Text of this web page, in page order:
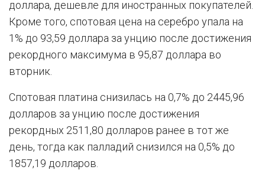
доллара, дешевле для иностранных покупателей.
Кроме того, спотовая цена на серебро упала на
1% до 93,59 доллара за унцию после достижения
рекордного максимума в 95,87 доллара во
вторник.
Спотовая платина снизилась на 0,7% до 2445,96
долларов за унцию после достижения
рекордных 2511,80 долларов ранее в тот же
день, тогда как палладий снизился на 0,5% до
1857,19 долларов.